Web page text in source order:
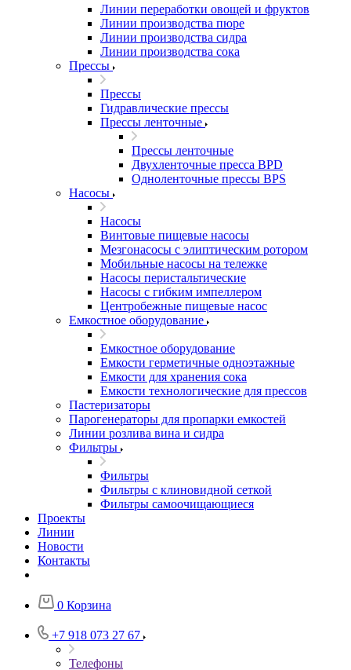
Линии переработки овощей и фруктов
Линии производства пюре
Линии производства сидра
Линии производства сока
Прессы
Прессы
Гидравлические прессы
Прессы ленточные
Прессы ленточные
Двухленточные пресса BPD
Одноленточные прессы BPS
Насосы
Насосы
Винтовые пищевые насосы
Мезгонасосы с элиптическим ротором
Мобильные насосы на тележке
Насосы перистальтические
Насосы с гибким импеллером
Центробежные пищевые насос
Емкостное оборудование
Емкостное оборудование
Емкости герметичные одноэтажные
Емкости для хранения сока
Емкости технологические для прессов
Пастеризаторы
Парогенераторы для пропарки емкостей
Линии розлива вина и сидра
Фильтры
Фильтры
Фильтры с клиновидной сеткой
Фильтры самоочищающиеся
Проекты
Линии
Новости
Контакты
0 Корзина
+7 918 073 27 67
Телефоны